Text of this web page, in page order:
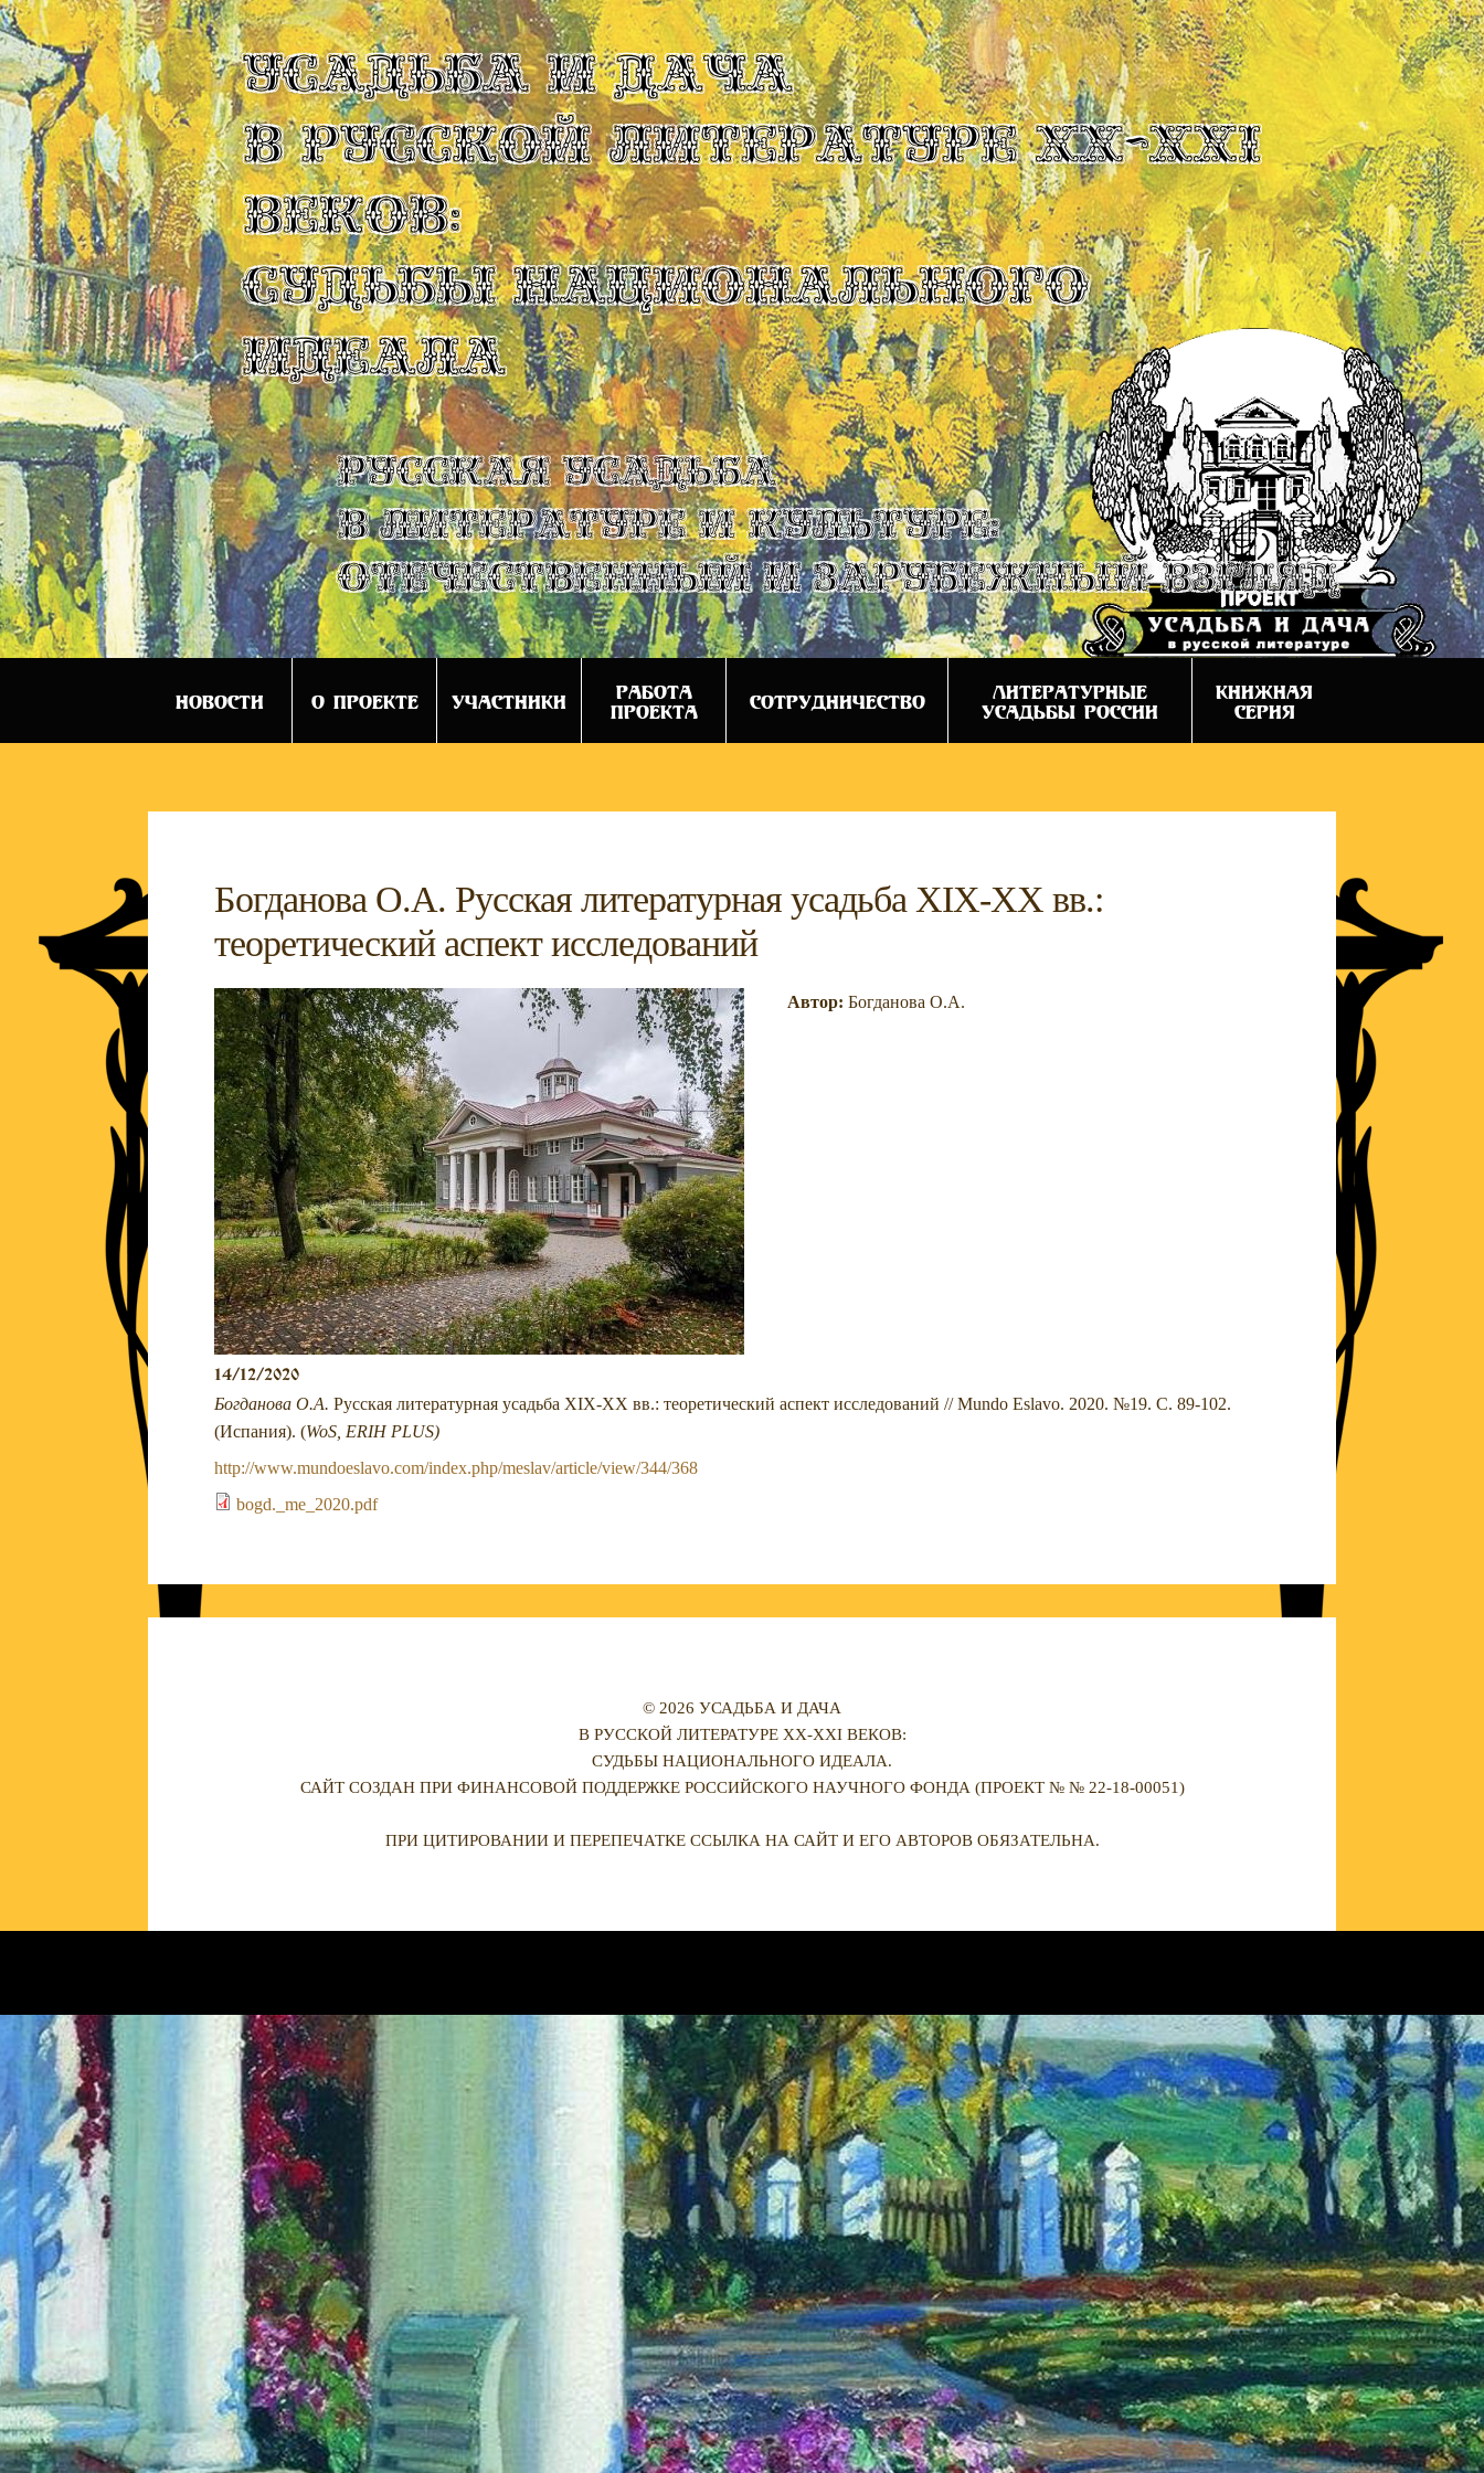
УСАДЬБА И ДАЧА
В РУССКОЙ ЛИТЕРАТУРЕ XX-XXI
ВЕКОВ:
СУДЬБЫ НАЦИОНАЛЬНОГО
ИДЕАЛА
Русская усадьба
в литературе и культуре:
отечественный и зарубежный взгляд
НОВОСТИ О ПРОЕКТЕ УЧАСТНИКИ
РАБОТА
ПРОЕКТА
СОТРУДНИЧЕСТВО
ЛИТЕРАТУРНЫЕ
УСАДЬБЫ РОССИИ
КНИЖНАЯ
СЕРИЯ
Богданова О.А. Русская литературная усадьба XIX-XX вв.:
теоретический аспект исследований
Автор: Богданова О.А.
14/12/2020
Богданова О.А.Русская литературная усадьба XIX-XX вв.: теоретический аспект исследований // Mundo Eslavo. 2020. №19. С. 89-102.
(Испания). (WoS, ERIH PLUS)
http://www.mundoeslavo.com/index.php/meslav/article/view/344/368
bogd._me_2020.pdf
© 2026 УСАДЬБА И ДАЧА
В РУССКОЙ ЛИТЕРАТУРЕ XX-XXI ВЕКОВ:
СУДЬБЫ НАЦИОНАЛЬНОГО ИДЕАЛА.
САЙТ СОЗДАН ПРИ ФИНАНСОВОЙ ПОДДЕРЖКЕ РОССИЙСКОГО НАУЧНОГО ФОНДА (ПРОЕКТ № № 22-18-00051)
ПРИ ЦИТИРОВАНИИ И ПЕРЕПЕЧАТКЕ ССЫЛКА НА САЙТ И ЕГО АВТОРОВ ОБЯЗАТЕЛЬНА.